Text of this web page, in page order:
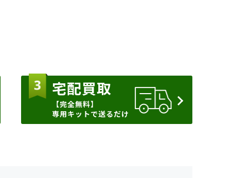
宅配買取
【完全無料】
専用キットで送るだけ